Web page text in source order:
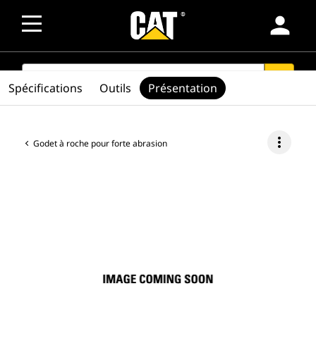
person
SEARCH
Godet à roche pour forte abrasion more_vert
Spécifications Outils Présentation